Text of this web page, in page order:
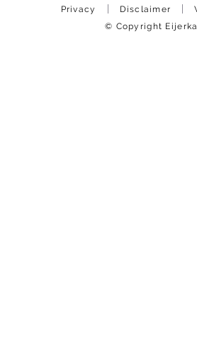
Privacy Disclaimer
© Copyright